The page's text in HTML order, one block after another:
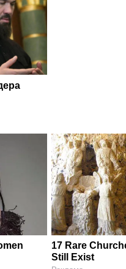
17 Rare
Still Exist